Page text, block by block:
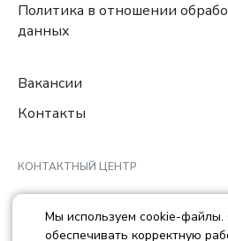
Политика в отношении
данных
Вакансии
Контакты
КОНТАКТНЫЙ ЦЕНТР
8 (800) 222-78-29
Ежедневно с 10:00 до 22:00 МCK
Мы используем cookie-файлы.
обеспечивать корректную